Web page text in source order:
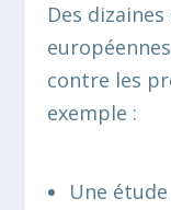
Des
contre les
exemple :
Une